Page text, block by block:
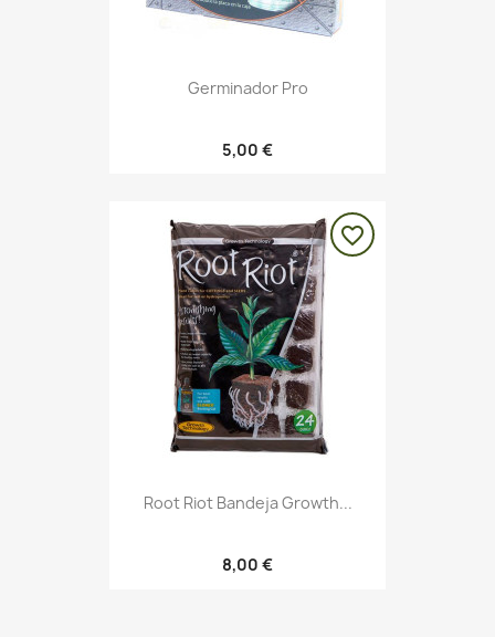
Germinador Pro
5,00 €
Root Riot Bandeja Growth...
8,00 €
favorite_border